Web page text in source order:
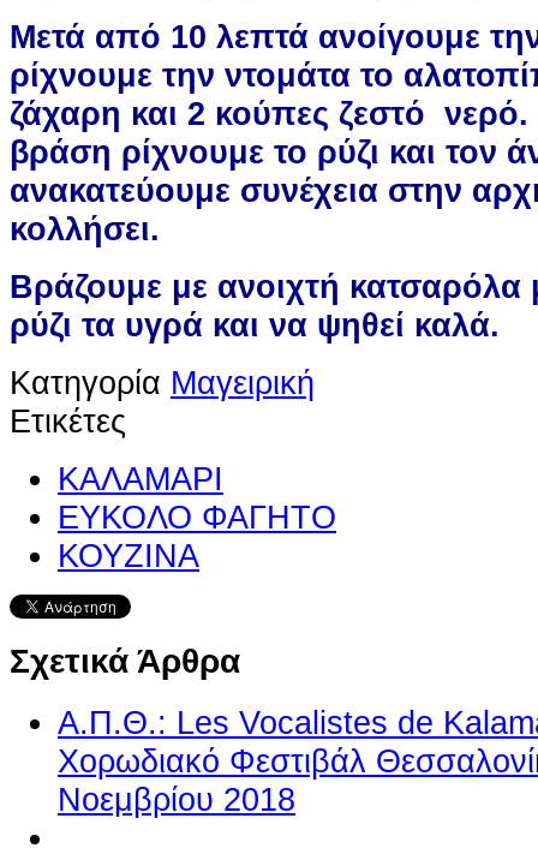
Μετά από 10 λεπτά ανοίγουμε
ρίχνουμε την ντομάτα το
ζάχαρη και 2 κούπες ζεστό νερό.
βράση ρίχνουμε το ρύζι και τον
ανακατεύουμε συνέχεια στην
κολλήσει.
Βράζουμε με ανοιχτή κατσαρόλα
ρύζι τα υγρά και να ψηθεί καλά.
Κατηγορία Μαγειρική
Ετικέτες
ΚΑΛΑΜΑΡΙ
ΕΥΚΟΛΟ ΦΑΓΗΤΟ
ΚΟΥΖΙΝΑ
Σχετικά Άρθρα
Α.Π.Θ.: Les Vocalistes de
Χορωδιακό Φεστιβάλ
Νοεμβρίου 2018